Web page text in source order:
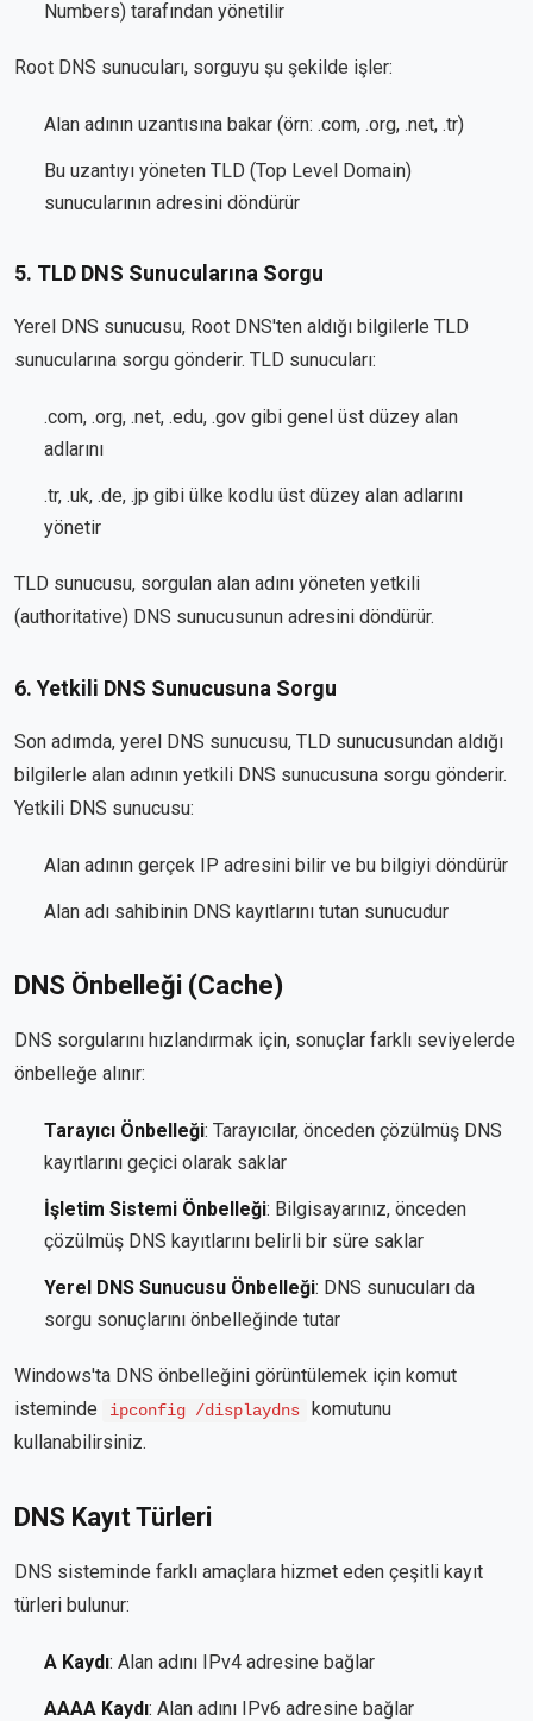
Numbers) tarafından yönetilir
Root DNS sunucuları, sorguyu şu şekilde işler:
Alan adının uzantısına bakar (örn: .com, .org, .net, .tr)
Bu uzantıyı yöneten TLD (Top Level Domain)
sunucularının adresini döndürür
5. TLD DNS Sunucularına Sorgu
Yerel DNS sunucusu, Root DNS'ten aldığı bilgilerle TLD
sunucularına sorgu gönderir. TLD sunucuları:
.com, .org, .net, .edu, .gov gibi genel üst düzey alan
adlarını
.tr, .uk, .de, .jp gibi ülke kodlu üst düzey alan adlarını
yönetir
TLD sunucusu, sorgulan alan adını yöneten yetkili
(authoritative) DNS sunucusunun adresini döndürür.
6. Yetkili DNS Sunucusuna Sorgu
Son adımda, yerel DNS sunucusu, TLD sunucusundan aldığı
bilgilerle alan adının yetkili DNS sunucusuna sorgu gönderir.
Yetkili DNS sunucusu:
Alan adının gerçek IP adresini bilir ve bu bilgiyi döndürür
Alan adı sahibinin DNS kayıtlarını tutan sunucudur
DNS Önbelleği (Cache)
DNS sorgularını hızlandırmak için, sonuçlar farklı seviyelerde
önbelleğe alınır:
Tarayıcı Önbelleği: Tarayıcılar, önceden çözülmüş DNS
kayıtlarını geçici olarak saklar
İşletim Sistemi Önbelleği: Bilgisayarınız, önceden
çözülmüş DNS kayıtlarını belirli bir süre saklar
Yerel DNS Sunucusu Önbelleği: DNS sunucuları da
sorgu sonuçlarını önbelleğinde tutar
Windows'ta DNS önbelleğini görüntülemek için komut
isteminde
ipconfig /displaydns
komutunu
kullanabilirsiniz.
DNS Kayıt Türleri
DNS sisteminde farklı amaçlara hizmet eden çeşitli kayıt
türleri bulunur:
A Kaydı: Alan adını IPv4 adresine bağlar
AAAA Kaydı: Alan adını IPv6 adresine bağlar